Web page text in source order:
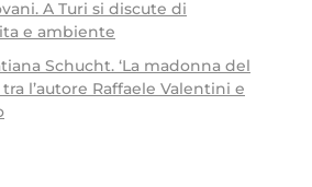
A Turi si discute di
e ambiente
Schucht. ‘La madonna del
l’autore Raffaele Valentini e